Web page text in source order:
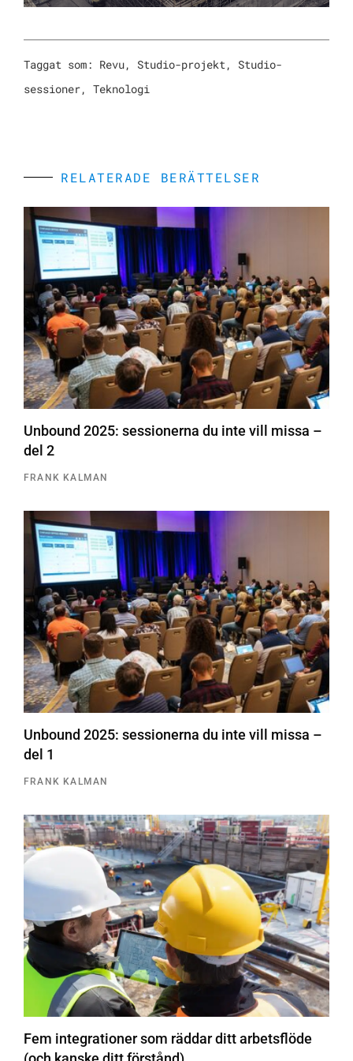
Taggat som: Revu, Studio-projekt , Studio-
sessioner, Teknologi
RELATERADE BERÄTTELSER
Unbound 2025: sessionerna du inte vill missa –
del 2
FRANK KALMAN
Unbound 2025: sessionerna du inte vill missa –
del 1
FRANK KALMAN
Fem integrationer som räddar ditt arbetsflöde